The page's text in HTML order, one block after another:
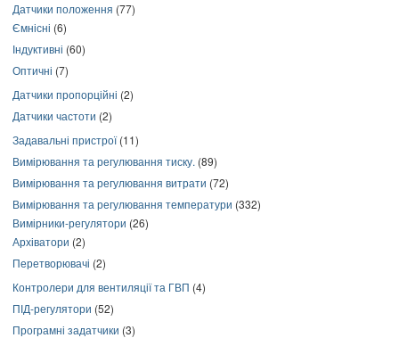
Датчики положення (77)
Ємнісні (6)
Індуктивні (60)
Оптичні (7)
Датчики пропорційні (2)
Датчики частоти (2)
Задавальні пристрої(11)
Вимірювання та регулювання тиску. (89)
Вимірювання та регулювання витрати (72)
Вимірювання та регулювання температури (332)
Вимірники-регулятори (26)
Архіватори (2)
Перетворювачі (2)
Контролери для вентиляції та ГВП (4)
ПІД-регулятори (52)
Програмні задатчики (3)